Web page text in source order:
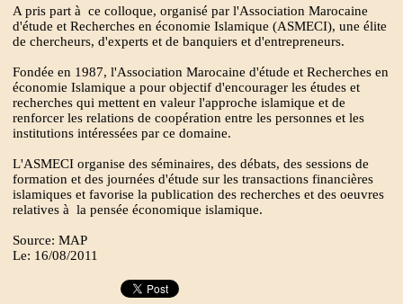
A pris part à ce colloque, organisé par l'Association Marocaine
d'étude et Recherches en économie Islamique (ASMECI), une élite
de chercheurs, d'experts et de banquiers et d'entrepreneurs.
Fondée en 1987, l'Association Marocaine d'étude et Recherches en
économie Islamique a pour objectif d'encourager les études et
recherches qui mettent en valeur l'approche islamique et de
renforcer les relations de coopération entre les personnes et les
institutions intéressées par ce domaine.
L'ASMECI organise des séminaires, des débats, des sessions de
formation et des journées d'étude sur les transactions financières
islamiques et favorise la publication des recherches et des oeuvres
relatives à la pensée économique islamique.
Source: MAP
Le: 16/08/2011